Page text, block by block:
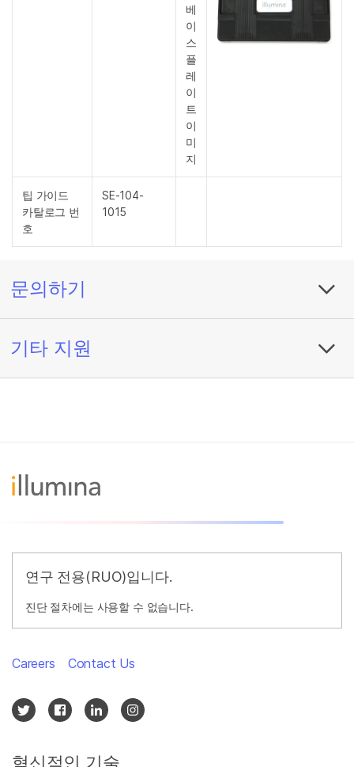
베
이
스
플
레
이
트
이
미
지
팁 가이드
카탈로그 번
호
SE-104-
1015
문의하기
기타 지원
연구 전용(RUO)입니다.
진단 절차에는 사용할 수 없습니다.
혁신적인 기술
Careers Contact Us